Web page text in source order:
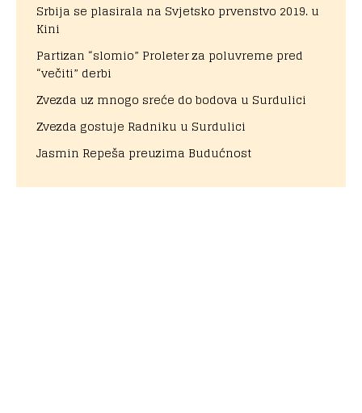
Srbija se plasirala na Svjetsko prvenstvo 2019. u
Kini
Partizan “slomio” Proleter za poluvreme pred
“večiti” derbi
Zvezda uz mnogo sreće do bodova u Surdulici
Zvezda gostuje Radniku u Surdulici
Jasmin Repeša preuzima Budućnost